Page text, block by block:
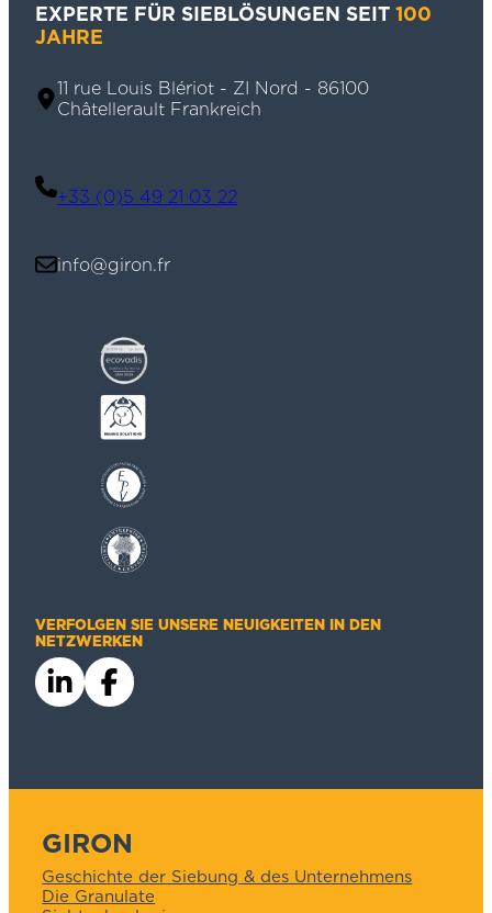
EXPERTE FÜR SIEBLÖSUNGEN SEIT 100
JAHRE
11 rue Louis Blériot - ZI Nord - 86100
Châtellerault Frankreich
+33 (0)5 49 21 03 22
info@giron.fr
VERFOLGEN SIE UNSERE NEUIGKEITEN IN DEN
NETZWERKEN
GIRON
Geschichte der Siebung & des Unternehmens
Die Granulate